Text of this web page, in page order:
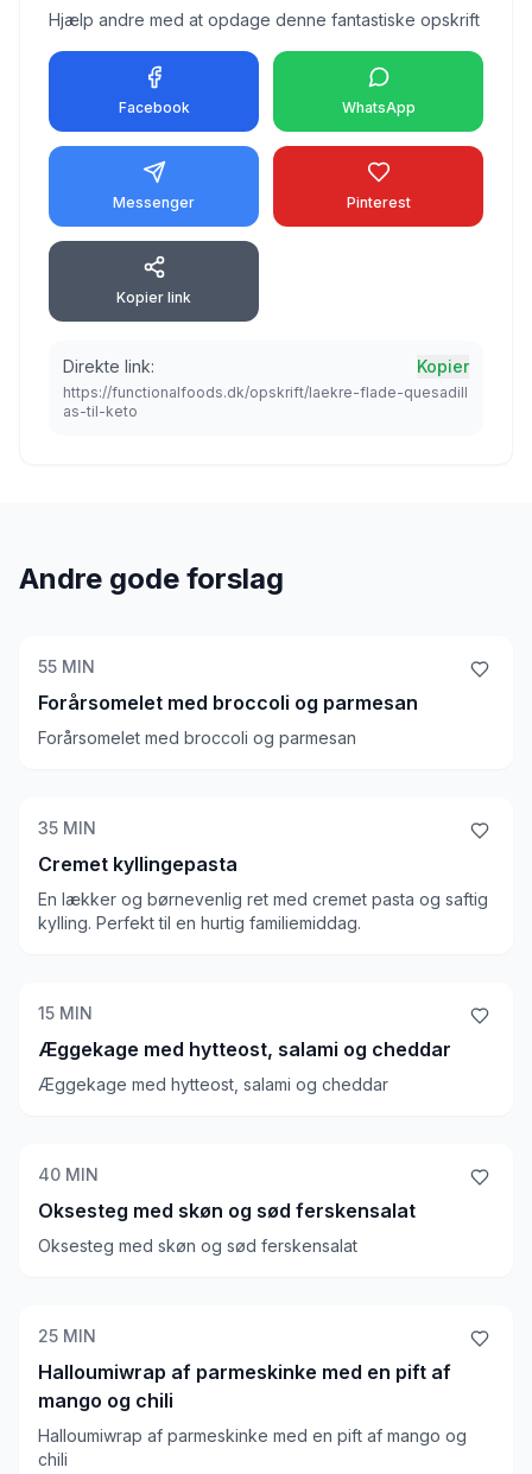
Hjælp andre med at opdage denne fantastiske opskrift
Facebook WhatsApp
Messenger Pinterest
Kopier link
Direkte link: Kopier
https://functionalfoods.dk/opskrift/laekre-flade-quesadill
as-til-keto
Andre gode forslag
55 MIN
Forårsomelet med broccoli og parmesan
Forårsomelet med broccoli og parmesan
35 MIN
Cremet kyllingepasta
En lækker og børnevenlig ret med cremet pasta og saftig
kylling. Perfekt til en hurtig familiemiddag.
15 MIN
Æggekage med hytteost, salami og cheddar
Æggekage med hytteost, salami og cheddar
40 MIN
Oksesteg med skøn og sød ferskensalat
Oksesteg med skøn og sød ferskensalat
25 MIN
Halloumiwrap af parmeskinke med en pift af
mango og chili
Halloumiwrap af parmeskinke med en pift af mango og
chili